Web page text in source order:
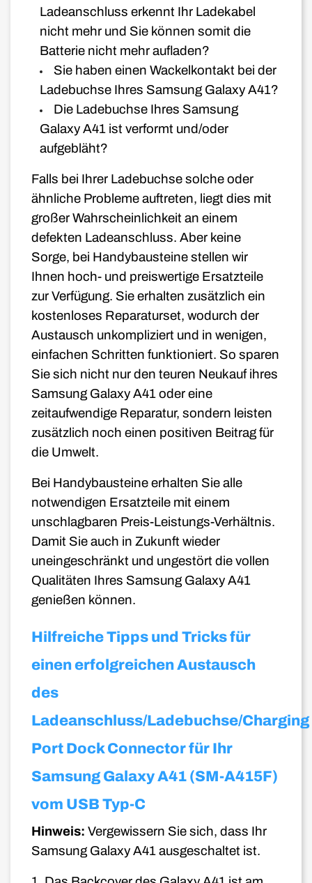
Ladeanschluss erkennt Ihr Ladekabel
nicht mehr und Sie können somit die
Batterie nicht mehr aufladen?
Sie haben einen Wackelkontakt bei der
Ladebuchse Ihres Samsung Galaxy A41?
Die Ladebuchse Ihres Samsung
Galaxy A41 ist verformt und/oder
aufgebläht?
Falls bei Ihrer Ladebuchse solche oder
ähnliche Probleme auftreten, liegt dies mit
großer Wahrscheinlichkeit an einem
defekten Ladeanschluss. Aber keine
Sorge, bei Handybausteine stellen wir
Ihnen hoch- und preiswertige Ersatzteile
zur Verfügung. Sie erhalten zusätzlich ein
kostenloses Reparaturset, wodurch der
Austausch unkompliziert und in wenigen,
einfachen Schritten funktioniert. So sparen
Sie sich nicht nur den teuren Neukauf ihres
Samsung Galaxy A41 oder eine
zeitaufwendige Reparatur, sondern leisten
zusätzlich noch einen positiven Beitrag für
die Umwelt.
Bei Handybausteine erhalten Sie alle
notwendigen Ersatzteile mit einem
unschlagbaren Preis-Leistungs-Verhältnis.
Damit Sie auch in Zukunft wieder
uneingeschränkt und ungestört die vollen
Qualitäten Ihres Samsung Galaxy A41
genießen können.
Hilfreiche Tipps und Tricks für
einen erfolgreichen Austausch
des
Ladeanschluss/Ladebuchse/Charging
Port Dock Connector für Ihr
Samsung Galaxy A41 (SM-A415F)
vom USB Typ-C
Hinweis: Vergewissern Sie sich, dass Ihr
Samsung Galaxy A41 ausgeschaltet ist.